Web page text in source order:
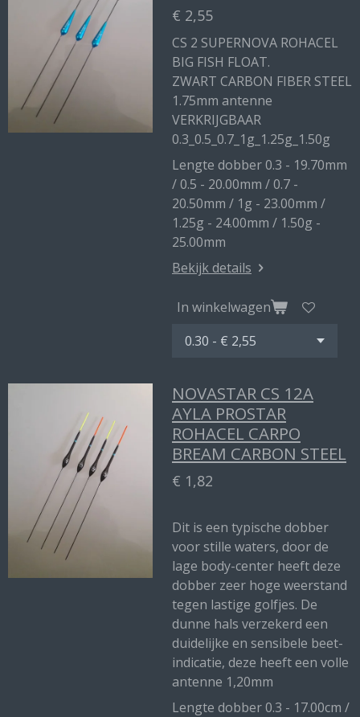
€ 2,55
CS 2 SUPERNOVA ROHACEL
BIG FISH FLOAT.
ZWART CARBON FIBER STEEL
1.75mm antenne
VERKRIJGBAAR
0.3_0.5_0.7_1g_1.25g_1.50g
Lengte dobber 0.3 - 19.70mm
/ 0.5 - 20.00mm / 0.7 -
20.50mm / 1g - 23.00mm /
1.25g - 24.00mm / 1.50g -
25.00mm
Bekijk details
In winkelwagen
NOVASTAR CS 12A
AYLA PROSTAR
ROHACEL CARPO
BREAM CARBON STEEL
€ 1,82
Dit is een typische dobber
voor stille waters, door de
lage body-center heeft deze
dobber zeer hoge weerstand
tegen lastige golfjes. De
dunne hals verzekerd een
duidelijke en sensibele beet-
indicatie, deze heeft een volle
antenne 1,20mm
Lengte dobber 0.3 - 17.00cm /